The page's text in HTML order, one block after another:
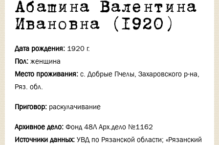
Абашина Валентина
Ивановна (1920)
Дата рождения: 1920 г.
Пол: женщина
Место проживания: с. Добрые Пчелы, Захаровского р-на,
Ряз. обл.
Приговор: раскулачивание
Архивное дело: Фонд 48Л Арх.дело №1162
Источники данных: УВД по Рязанской области; «Рязанский